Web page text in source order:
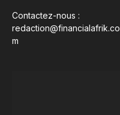
Contactez-nous :
redaction@financialafrik.co
m